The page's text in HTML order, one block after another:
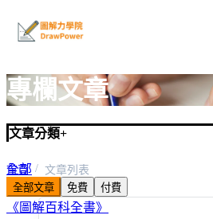
專欄文章
文章分類+
全部
圖解親子教養100問
《圖解百科全書》
首頁
文章列表
全部文章
免費 付費